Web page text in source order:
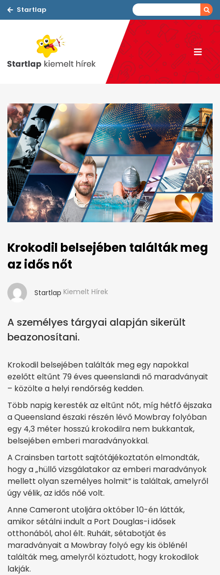
Startlap
Krokodil belsejében találták meg
az idős nőt
Startlap Kiemelt Hírek
A személyes tárgyai alapján sikerült
beazonosítani.
Krokodil belsejében találták meg egy napokkal
ezelőtt eltűnt 79 éves queenslandi nő maradványait
– közölte a helyi rendőrség kedden.
Több napig keresték az eltűnt nőt, míg hétfő éjszaka
a Queensland északi részén lévő Mowbray folyóban
egy 4,3 méter hosszú krokodilra nem bukkantak,
belsejében emberi maradványokkal.
A Crainsben tartott sajtótájékoztatón elmondták,
hogy a „hüllő vizsgálatakor az emberi maradványok
mellett olyan személyes holmit” is találtak, amelyről
úgy vélik, az idős nőé volt.
Anne Cameront utoljára október 10-én látták,
amikor sétálni indult a Port Douglas-i idősek
otthonából, ahol élt. Ruháit, sétabotját és
maradványait a Mowbray folyó egy kis öblénél
találták meg, amelyről köztudott, hogy krokodilok
lakják.